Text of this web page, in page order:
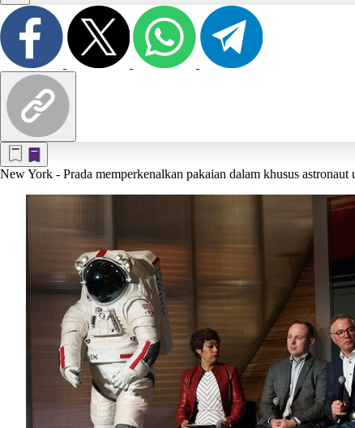
New York - Prada memperkenalkan pakaian dalam khusus